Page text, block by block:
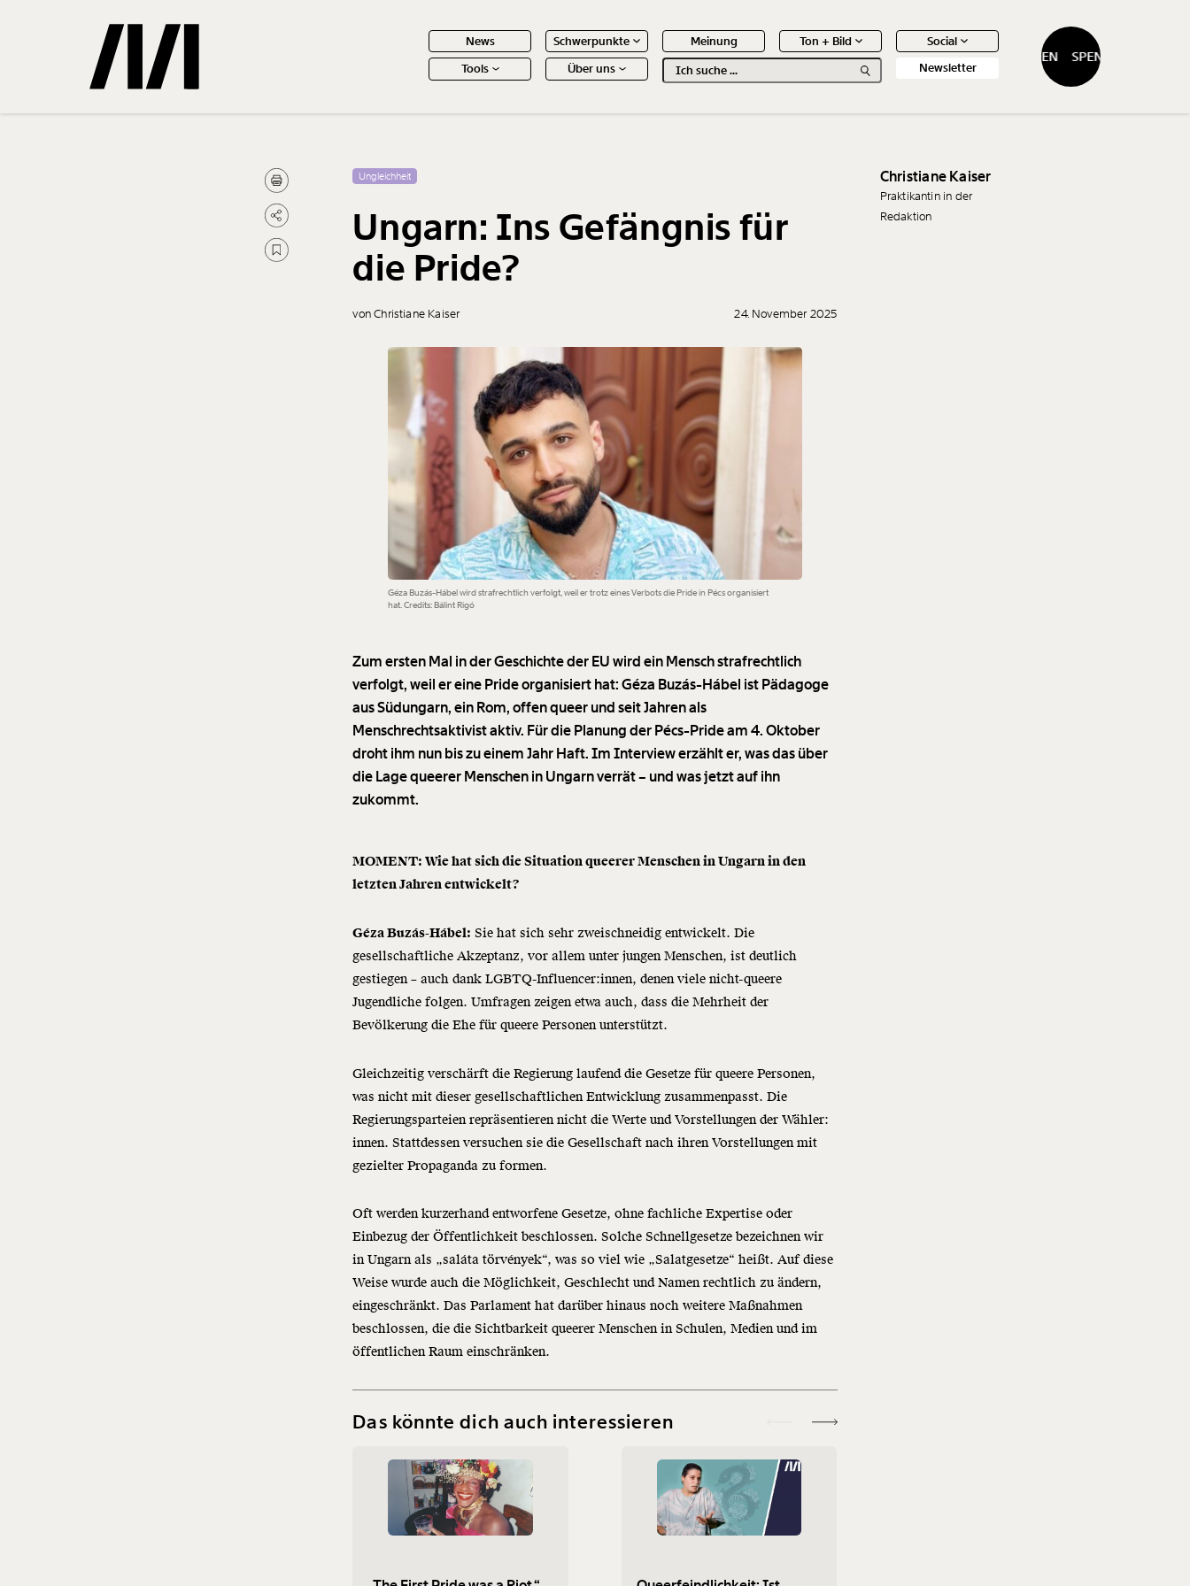
News Schwerpunkte Meinung Ton + Bild
Social
Tools
Über uns Newsletter
SPENDEN SPENDEN
Gemerkte Inhalte
Treffer 0
Ungleichheit
Ungarn: Ins Gefängnis für
die Pride?
von Christiane Kaiser 24. November 2025
Géza Buzás-Hábel wird strafrechtlich verfolgt, weil er trotz eines Verbots die Pride in Pécs organisiert
hat. Credits: Bálint Rigó
Zum ersten Mal in der Geschichte der EU wird ein Mensch strafrechtlich
verfolgt, weil er eine Pride organisiert hat: Géza Buzás-Hábel ist Pädagoge
aus Südungarn, ein Rom, offen queer und seit Jahren als
Menschrechtsaktivist aktiv. Für die Planung der Pécs-Pride am 4. Oktober
droht ihm nun bis zu einem Jahr Haft. Im Interview erzählt er, was das über
die Lage queerer Menschen in Ungarn verrät – und was jetzt auf ihn
zukommt.
MOMENT: Wie hat sich die Situation queerer Menschen in Ungarn in den
letzten Jahren entwickelt?
Géza Buzás-Hábel: Sie hat sich sehr zweischneidig entwickelt. Die
gesellschaftliche Akzeptanz, vor allem unter jungen Menschen, ist deutlich
gestiegen – auch dank LGBTQ-Influencer:innen, denen viele nicht-queere
Jugendliche folgen. Umfragen zeigen etwa auch, dass die Mehrheit der
Bevölkerung die Ehe für queere Personen unterstützt.
Gleichzeitig verschärft die Regierung laufend die Gesetze für queere Personen,
was nicht mit dieser gesellschaftlichen Entwicklung zusammenpasst. Die
Regierungsparteien repräsentieren nicht die Werte und Vorstellungen der Wähler:
innen. Stattdessen versuchen sie die Gesellschaft nach ihren Vorstellungen mit
gezielter Propaganda zu formen.
Oft werden kurzerhand entworfene Gesetze, ohne fachliche Expertise oder
Einbezug der Öffentlichkeit beschlossen. Solche Schnellgesetze bezeichnen wir
in Ungarn als „saláta törvények“, was so viel wie „Salatgesetze“ heißt. Auf diese
Weise wurde auch die Möglichkeit, Geschlecht und Namen rechtlich zu ändern,
eingeschränkt. Das Parlament hat darüber hinaus noch weitere Maßnahmen
beschlossen, die die Sichtbarkeit queerer Menschen in Schulen, Medien und im
öffentlichen Raum einschränken.
Das könnte dich auch interessieren
Christiane Kaiser
Praktikantin in der
Redaktion